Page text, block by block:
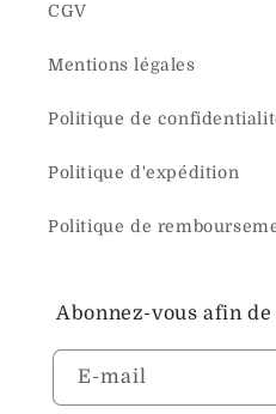
CGV
Mentions légales
Politique de
Politique d'expédition
Politique de
Abonnez-vous afin
E-mail